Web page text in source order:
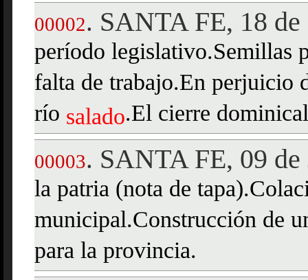
00002. SANTA FE, 18
período legislativo.Semillas
falta de trabajo.En perjuicio
río salado.El cierre
00003. SANTA FE, 09
la patria (nota de
municipal.Construcción de
para la provincia.